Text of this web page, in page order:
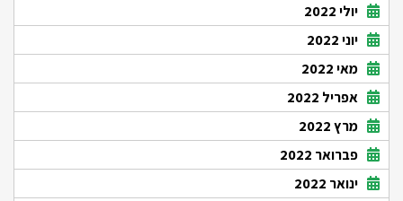
יולי 2022
יוני 2022
מאי 2022
אפריל 2022
מרץ 2022
פברואר 2022
ינואר 2022